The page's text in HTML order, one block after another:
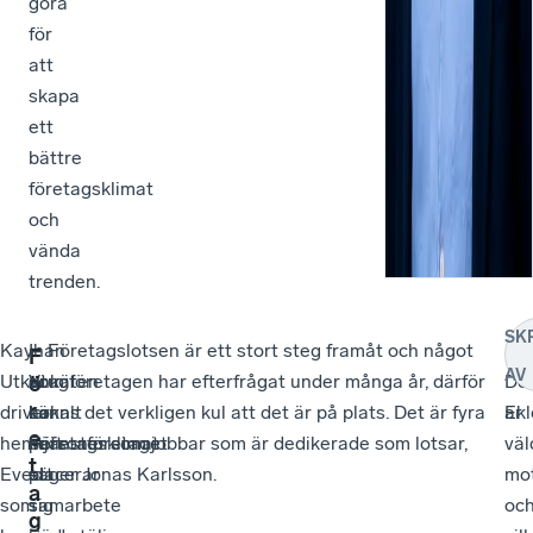
för
att
skapa
ett
bättre
företagsklimat
och
vända
trenden.
Kayhan
Utkutug
driver
hemtjänstföretaget
Eveo
som
–
Vi
har
haft
ett
samarbete
F
ö
r
e
t
a
g
I
enkäten
Lokalt
Företagsklimat
placerar
sig
– Företagslotsen är ett stort steg framåt och något
som företagen har efterfrågat under många år, därför
känns det verkligen kul att det är på plats. Det är fyra
personer som jobbar som är dedikerade som lotsar,
säger Jonas Karlsson.
–
De
är
AV